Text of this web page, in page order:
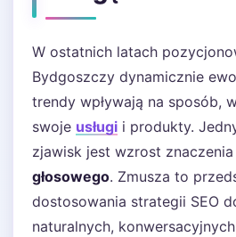
W ostatnich latach
Bydgoszczy dynamicznie
trendy wpływają na sposób,
swoje usługi i produkty.
zjawisk jest wzrost znaczenia
głosowego. Zmusza to
dostosowania strategii SEO
naturalnych,